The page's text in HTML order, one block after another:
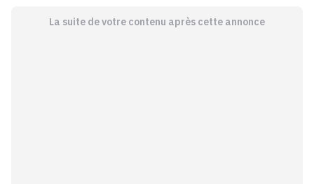
La suite de votre contenu après cette annonce